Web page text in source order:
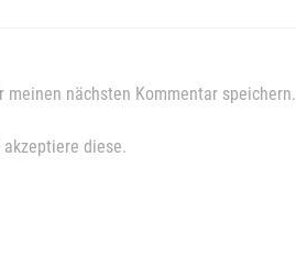
meinen nächsten Kommentar speichern.
diese.